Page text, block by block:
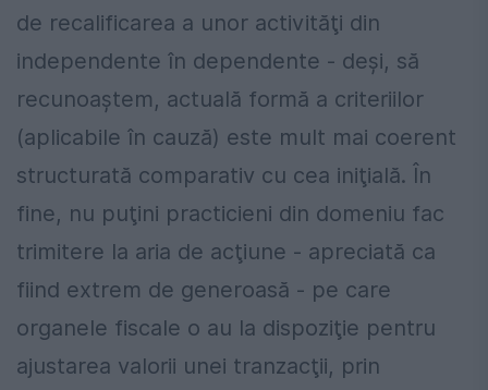
de recalificarea a unor activităţi din
independente în dependente - deşi, să
recunoaştem, actuală formă a criteriilor
(aplicabile în cauză) este mult mai coerent
structurată comparativ cu cea iniţială. În
fine, nu puţini practicieni din domeniu fac
trimitere la aria de acţiune - apreciată ca
fiind extrem de generoasă - pe care
organele fiscale o au la dispoziţie pentru
ajustarea valorii unei tranzacţii, prin